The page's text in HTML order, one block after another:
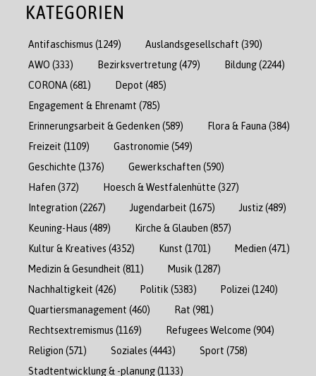
KATEGORIEN
Antifaschismus (1249) Auslandsgesellschaft (390)
AWO (333) Bezirksvertretung(479) Bildung(2244)
CORONA (681) Depot (485)
Engagement & Ehrenamt (785)
Erinnerungsarbeit & Gedenken (589) Flora & Fauna (384)
Freizeit (1109) Gastronomie (549)
Geschichte (1376) Gewerkschaften (590)
Hafen (372) Hoesch & Westfalenhütte (327)
Integration (2267) Jugendarbeit (1675) Justiz(489)
Keuning-Haus (489) Kirche & Glauben (857)
Kultur & Kreatives (4352) Kunst (1701) Medien (471)
Medizin & Gesundheit (811) Musik (1287)
Nachhaltigkeit (426) Politik (5383) Polizei (1240)
Quartiersmanagement (460) Rat (981)
Rechtsextremismus (1169) Refugees Welcome (904)
Religion (571) Soziales (4443) Sport (758)
Stadtentwicklung & -planung(1133)